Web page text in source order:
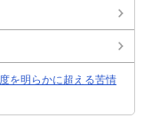
を明らかに超える苦情